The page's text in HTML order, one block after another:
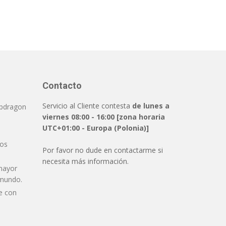
con
Contacto
Servicio al Cliente contesta de lunes a
viernes 08:00 - 16:00 [zona horaria
UTC+01:00 - Europa (Polonia)]
Por favor no dude en contactarme si
necesita más información.